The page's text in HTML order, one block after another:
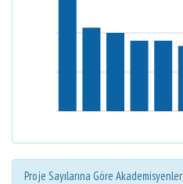
Proje Sayılarına Göre Akademisyenler